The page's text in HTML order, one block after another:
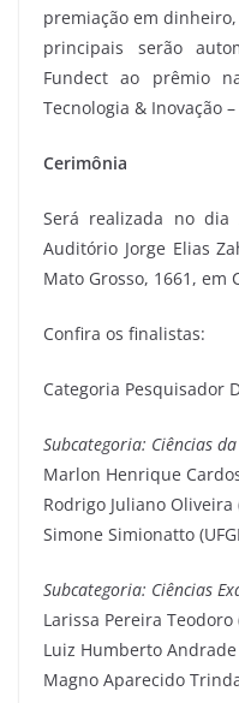
premiação em
principais serão
Fundect ao prêmio
Tecnologia & Inovação
Cerimônia
Será realizada no
Auditório Jorge Elias
Mato Grosso, 1661, em
Confira os finalistas:
Categoria Pesquisador
Subcategoria: Ciências
Marlon Henrique
Rodrigo Juliano Oliveira
Simone Simionatto
Subcategoria: Ciências
Larissa Pereira Teodoro
Luiz Humberto Andrade
Magno Aparecido